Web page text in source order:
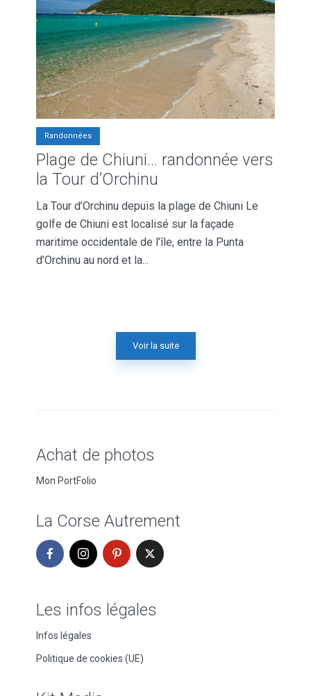
Randonnées
Plage de Chiuni… randonnée vers
la Tour d’Orchinu
La Tour d’Orchinu depuis la plage de Chiuni Le
golfe de Chiuni est localisé sur la façade
maritime occidentale de l’île, entre la Punta
d’Orchinu au nord et la...
Voir la suite
Achat de photos
Mon PortFolio
La Corse Autrement
Les infos légales
Infos légales
Politique de cookies (UE)